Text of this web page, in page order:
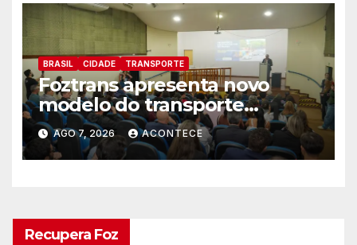
BRASIL CIDADE TRANSPORTE
Foztrans apresenta novo
modelo do transporte
coletivo em audiência pública
e avança para um sistema
mais moderno e eficiente
AGO 7, 2026 ACONTECE
Recupera Foz